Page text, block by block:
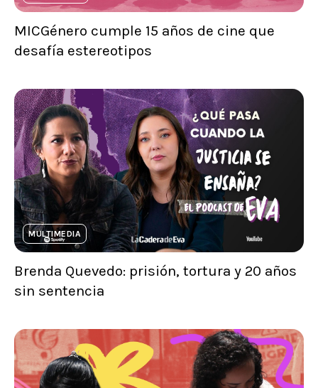
MICGénero cumple 15 años de cine que
desafía estereotipos
MULTIMEDIA
Brenda Quevedo: prisión, tortura y 20 años
sin sentencia